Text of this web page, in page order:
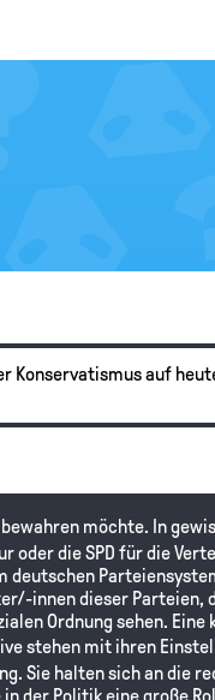
Konservatismus auf
möchte. In
oder die SPD für die
deutschen
innen dieser Parteien,
Ordnung sehen.
stehen mit ihren
Sie halten sich an die
der Politik eine große